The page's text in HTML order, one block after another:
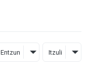
Entzun Itzuli